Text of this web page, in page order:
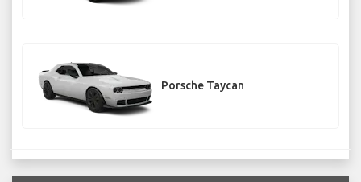
Porsche Taycan